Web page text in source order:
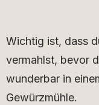
Wichtig ist, dass
vermahlst, bevor
wunderbar in
Gewürzmühle.